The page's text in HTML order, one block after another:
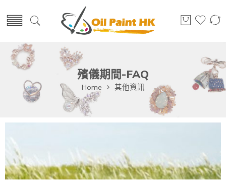
殯儀期間-FAQ
Home 其他資訊